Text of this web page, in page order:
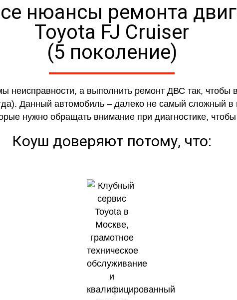
нюансы ремонта
Toyota FJ Cruiser
(5 поколение)
неисправности, а выполнить ремонт ДВС так,
Данный автомобиль – далеко не самый сложный в
нужно обращать внимание при диагностике,
Коуш доверяют потому, что: